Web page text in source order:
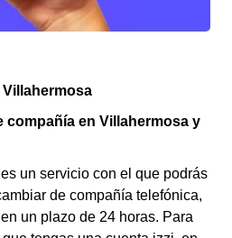
Villahermosa
compañía en Villahermosa y
es un servicio con el que podrás
de compañía telefónica,
un plazo de 24 horas. Para